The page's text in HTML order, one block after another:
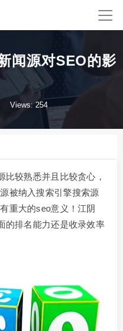
闻源对SEO的影
Views: 254
较熟悉并且比较贪心，
被纳入搜索引擎搜索源
重大的seo意义！江阴
的排名能力还是收录效率